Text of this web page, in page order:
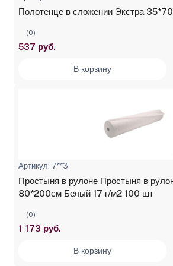
Полотенце в сложении Экстра
(0)
537 руб.
В корзину
Артикул: 7**3
Простыня в рулоне Простыня в
80*200см Белый 17 г/м2 100 шт
(0)
1 173 руб.
В корзину